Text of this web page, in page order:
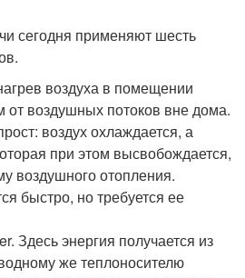
сегодня применяют шесть
воздуха в помещении
воздушных потоков вне дома.
воздух охлаждается, а
при этом высвобождается,
воздушного отопления.
быстро, но требуется ее
Здесь энергия получается из
же теплоносителю